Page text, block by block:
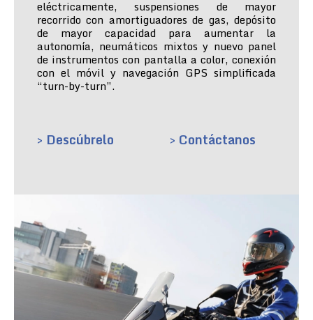
eléctricamente, suspensiones de mayor
recorrido con amortiguadores de gas, depósito
de mayor capacidad para aumentar la
autonomía, neumáticos mixtos y nuevo panel
de instrumentos con pantalla a color, conexión
con el móvil y navegación GPS simplificada
“turn-by-turn”.
> Descúbrelo > Contáctanos